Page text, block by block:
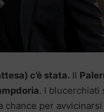
c’è stata. Il
. I blucerchiati
chance per